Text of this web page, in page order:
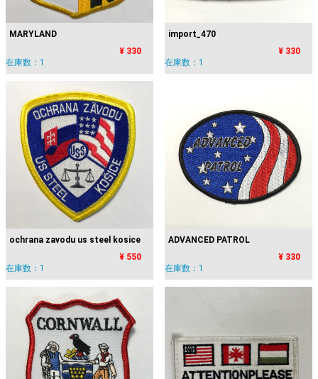
MARYLAND
¥ 330
在庫数：1
import_470
¥ 330
在庫数：1
ochrana zavodu us steel kosice
¥ 550
在庫数：1
ADVANCED PATROL
¥ 330
在庫数：1